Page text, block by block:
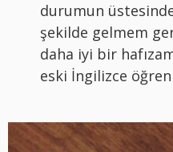
durumun
şekilde gelmem
daha iyi bir
eski İngilizce